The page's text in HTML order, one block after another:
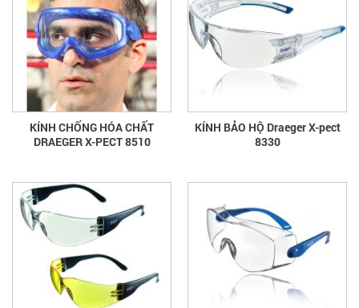
KÍNH CHỐNG HÓA CHẤT
DRAEGER X-PECT 8510
KÍNH BẢO HỘ Draeger X-pect
8330